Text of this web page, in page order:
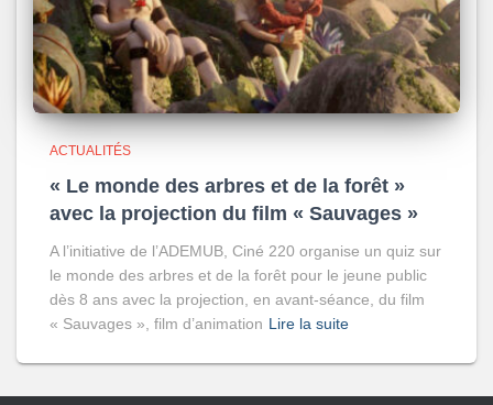
ACTUALITÉS
« Le monde des arbres et de la forêt »
avec la projection du film « Sauvages »
A l’initiative de l’ADEMUB, Ciné 220 organise un quiz sur
le monde des arbres et de la forêt pour le jeune public
dès 8 ans avec la projection, en avant-séance, du film
« Sauvages », film d’animation Lire la suite